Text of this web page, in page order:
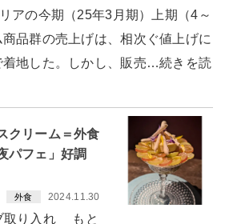
の今期（25年3月期）上期（4～
品群の売上げは、相次ぐ値上げに
地した。しかし、販売…続きを読
クリーム＝外食
パフェ」好調
外食 2024.11.30
取り入れ もと